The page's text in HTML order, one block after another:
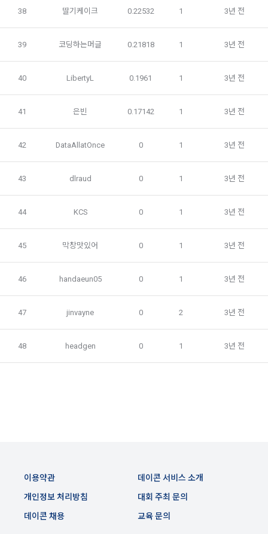
“회원”에게 통지함으로써 이용계약이 성립된다.
를 변경할 수 없다.
6. 약관 및 실정법 위반 시 “회원”의 서비스 이용 제약이 생길 수
있다.
제 6 조 (개인정보)
령 및 본 약관에서 정한 바에 의한다.
2. “회사”는 이용계약과 서비스의 원활한 이행을 위하여 “개인회
원” 및 “인재회원”이 “서비스”를 이용하며 제공·생산한 정보를
3. “개인회원” 및 “인재회원”은 언제든지 원하는 경우에 서비스
다.
제 7 조 (서비스의 내용과 이용)
서비스 내용은 다음 각 호와 같다.
가. 대회
나. 교육
3. 서비스의 이용은 “회사”의 업무상 또는 기술상 특별한 지장이
없는 한 연중무휴, 1년 24시간 서비스하는 것을 원칙으로 한다.
시간과 불가항력의 사유가 발생한 때에는 예외로 한다.
1) 회원가입 및 서비스 이용 과정에서 이용자가 개인정보 수집
문의 등의 방법으로 수집
3) 운영자를 통한 문의 과정에서 웹페이지, 메일, 팩스, 전화 등
을 통해 이용자의 개인정보가 수집
을 통해 개인정보가 수집
5) 데이콘과 제휴한 외부 기업이나 단체로부터 개인정보를 제공
받을 수 있으며, 이러한 경우에는 정보통신망법에 따라 제휴사
에서 이용자에게 개인정보 제공 동의 등을 받은 후에 데이콘에
4. 수집한 개인정보의 이용
데이콘 및 데이콘 관련 제반 서비스(모바일 웹/앱 포함)의 회원
콘텐츠 등 기존 서비스 제공(광고 포함)에 더하여, 인구통계학적
분석, 서비스 방문 및 이용기록의 분석, 개인정보 및 관심에 기반
한 이용자간 관계의 형성, 지인 및 관심사 등에 기반한 맞춤형 서
38 딸기케이크 0.22532 1 3년 전
39 코딩하는머글 0.21818 1 3년 전
40 LibertyL 0.1961 1 3년 전
41 은빈 0.17142 1 3년 전
42 DataAllatOnce 0 1 3년 전
43 dlraud 0 1 3년 전
44 KCS 0 1 3년 전
45 막창맛있어 0 1 3년 전
46 handaeun05 0 1 3년 전
47 jinvayne 0 2 3년 전
48 headgen 0 1 3년 전
이용약관
개인정보 처리방침
대회 주최 문의
교육 문의
데이콘 서비스 소개
데이콘 채용